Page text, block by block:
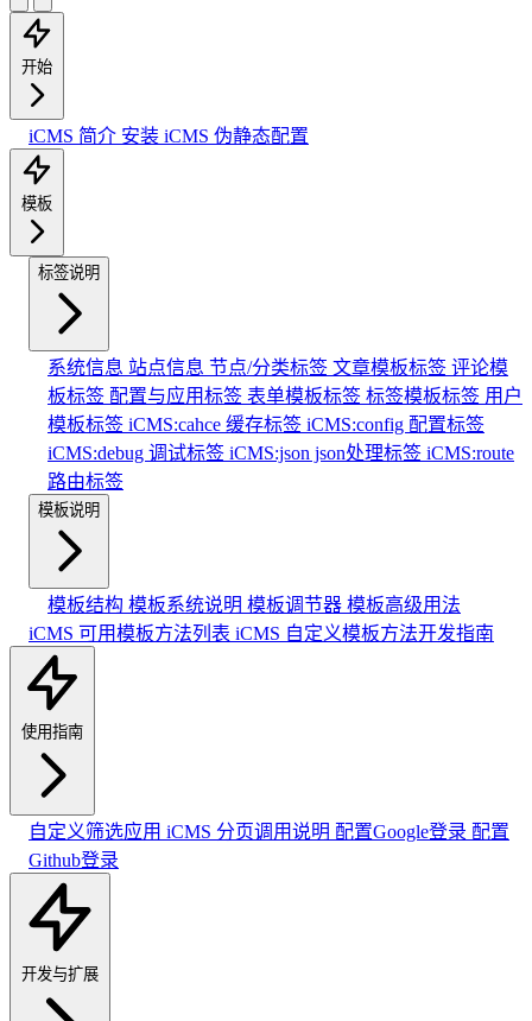
开始
iCMS 简介 安装 iCMS 伪静态配置
模板
标签说明
系统信息 站点信息 节点/分类标签 文章模板标签 评论模
板标签 配置与应用标签 表单模板标签 标签模板标签 用户
模板标签 iCMS:cahce 缓存标签 iCMS:config 配置标签
iCMS:debug 调试标签 iCMS:json json处理标签 iCMS:route
路由标签
模板说明
模板结构 模板系统说明 模板调节器 模板高级用法
iCMS 可用模板方法列表 iCMS 自定义模板方法开发指南
使用指南
自定义筛选应用 iCMS 分页调用说明 配置Google登录 配置
Github登录
开发与扩展